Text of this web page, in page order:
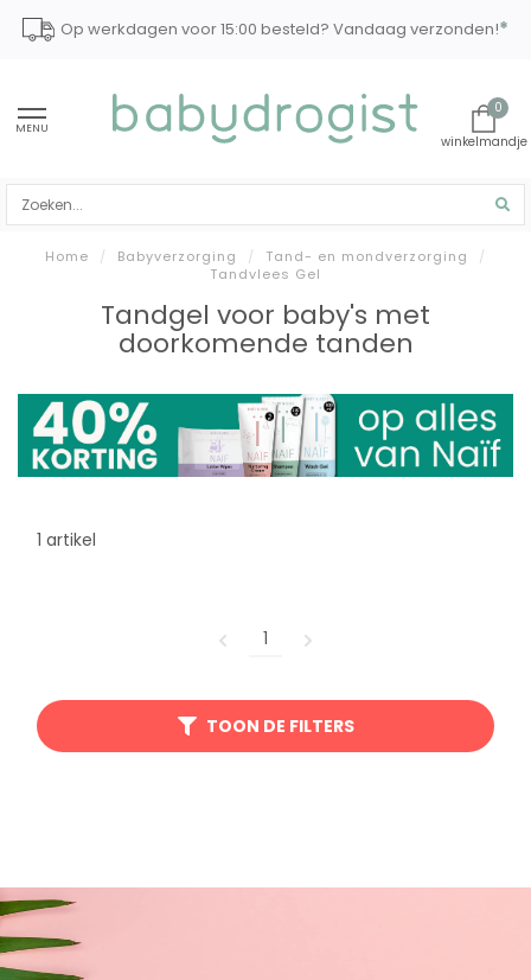
Op werkdagen voor 15:00 besteld? Vandaag verzonden!*
MENU
0
Home / Babyverzorging / Tand- en mondverzorging
/
Tandvlees Gel
Tandgel voor baby's met
doorkomende tanden
1 artikel
1
TOON DE FILTERS